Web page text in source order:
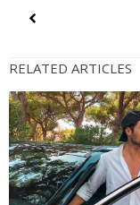
RELATED ARTICLES